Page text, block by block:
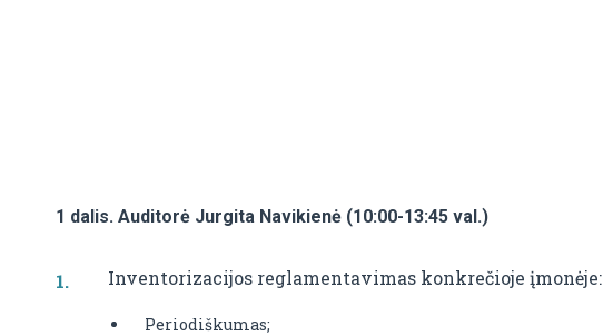
1 dalis. Auditorė Jurgita Navikienė (10:00-13:45 val.)
Inventorizacijos reglamentavimas konkrečioje įmonėje:
Periodiškumas;